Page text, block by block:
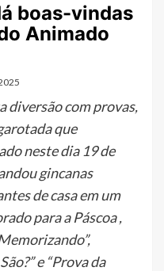
boas-vindas
Animado
diversão com provas,
que
neste dia 19 de
gincanas
de casa em um
para a Páscoa ,
e “Prova da